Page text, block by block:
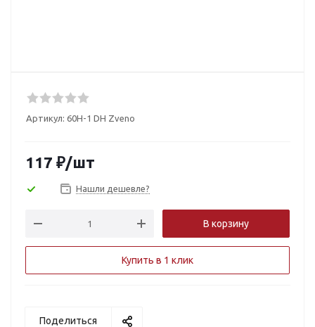
Артикул: 60H-1 DH Zveno
117 ₽/шт
Нашли дешевле?
В корзину
Купить в 1 клик
Поделиться